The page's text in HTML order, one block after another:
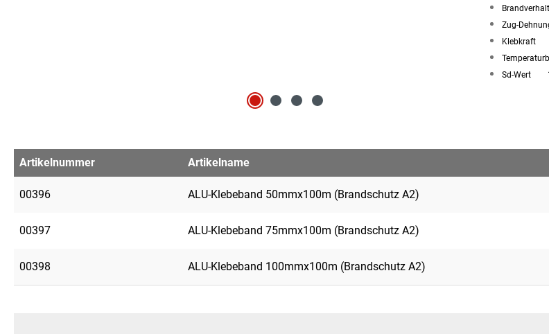
Zug-
Klebkraft
Sd-Wert
Artikelnummer Artikelname
00396 ALU-Klebeband 50mmx100m (Brandschutz A2)
00397 ALU-Klebeband 75mmx100m (Brandschutz A2)
00398 ALU-Klebeband 100mmx100m (Brandschutz A2)